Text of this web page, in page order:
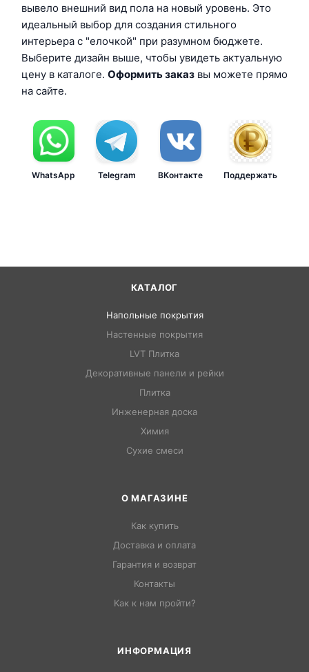
вывело внешний вид пола на новый уровень. Это
идеальный выбор для создания стильного
интерьера с "елочкой" при разумном бюджете.
Выберите дизайн выше, чтобы увидеть актуальную
цену в каталоге. Оформить заказ вы можете прямо
на сайте.
WhatsApp Telegram ВКонтакте Поддержать
КАТАЛОГ
Напольные покрытия
Настенные покрытия
LVT Плитка
Декоративные панели и рейки
Плитка
Инженерная доска
Химия
Сухие смеси
О МАГАЗИНЕ
Как купить
Доставка и оплата
Гарантия и возврат
Контакты
Как к нам пройти?
ИНФОРМАЦИЯ